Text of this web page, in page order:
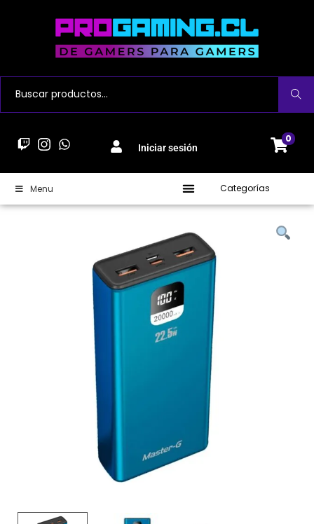
Buscar
Iniciar sesión
0
Menu Categorías